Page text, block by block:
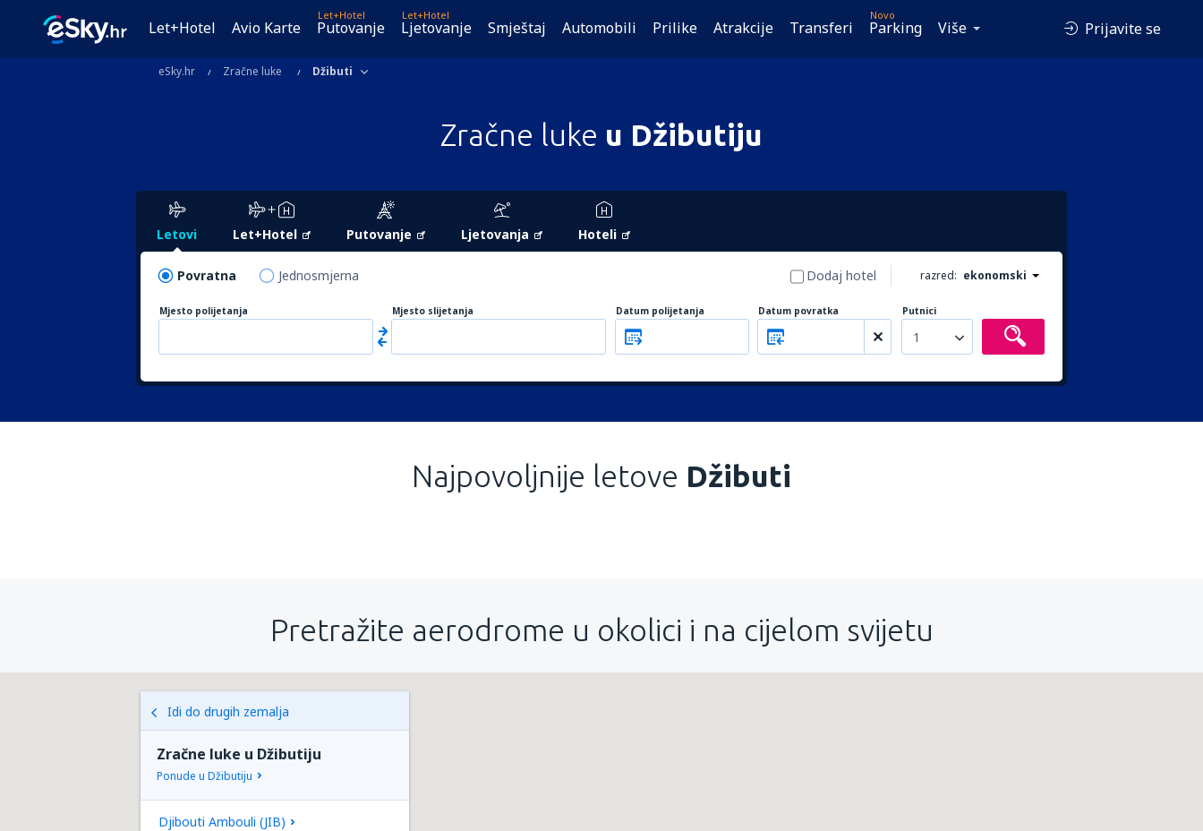
Let+Hotel Avio Karte
Let+Hotel
Putovanje
Let+Hotel
Ljetovanje Smještaj Automobili Prilike Atrakcije Transferi
Novo
Parking Više Prijavite se
eSky.hr Zračne luke Džibuti
Zračne luke u Džibutiju
Letovi Let+Hotel Putovanje Ljetovanja Hoteli
Povratna Jednosmjerna razred: ekonomski
Dodaj hotel
Mjesto polijetanja Mjesto slijetanja Datum polijetanja Datum povratka Putnici
1
Najpovoljnije letove Džibuti
Pretražite aerodrome u okolici i na cijelom svijetu
Idi do drugih zemalja
Zračne luke u Džibutiju
Ponude u Džibutiju
Djibouti Ambouli (JIB)